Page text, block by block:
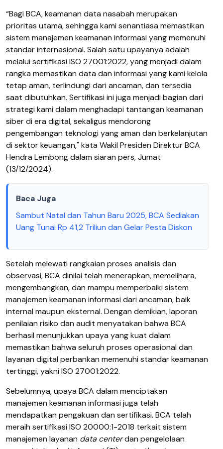
“Bagi BCA, keamanan data nasabah merupakan
prioritas utama, sehingga kami senantiasa memastikan
sistem manajemen keamanan informasi yang memenuhi
standar internasional. Salah satu upayanya adalah
melalui sertifikasi ISO 27001:2022, yang menjadi dalam
rangka memastikan data dan informasi yang kami kelola
tetap aman, terlindungi dari ancaman, dan tersedia
saat dibutuhkan. Sertifikasi ini juga menjadi bagian dari
strategi kami dalam menghadapi tantangan keamanan
siber di era digital, sekaligus mendorong
pengembangan teknologi yang aman dan berkelanjutan
di sektor keuangan," kata Wakil Presiden Direktur BCA
Hendra Lembong dalam siaran pers, Jumat
(13/12/2024).
Baca Juga
Sambut Natal dan Tahun Baru 2025, BCA Sediakan
Uang Tunai Rp 41,2 Triliun dan Gelar Pesta Diskon
Setelah melewati rangkaian proses analisis dan
observasi, BCA dinilai telah menerapkan, memelihara,
mengembangkan, dan mampu memperbaiki sistem
manajemen keamanan informasi dari ancaman, baik
internal maupun eksternal. Dengan demikian, laporan
penilaian risiko dan audit menyatakan bahwa BCA
berhasil menunjukkan upaya yang kuat dalam
memastikan bahwa seluruh proses operasional dan
layanan digital perbankan memenuhi standar keamanan
tertinggi, yakni ISO 27001:2022.
Sebelumnya, upaya BCA dalam menciptakan
manajemen keamanan informasi juga telah
mendapatkan pengakuan dan sertifikasi. BCA telah
meraih sertifikasi ISO 20000:1-2018 terkait sistem
manajemen layanan data centerdan pengelolaan